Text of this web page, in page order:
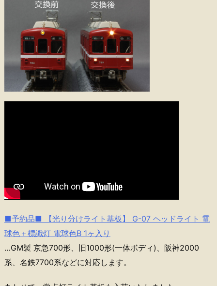
■予約品■ 【光り分けライト基板】 G-07 ヘッドライト 電
球色＋標識灯 電球色B 1ヶ入り
…GM製 京急700形、旧1000形(一体ボディ)、阪神2000
系、名鉄7700系などに対応します。